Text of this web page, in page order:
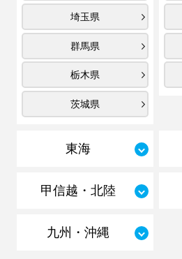
埼玉県
群馬県
栃木県
茨城県
東海
甲信越・北陸
九州・沖縄